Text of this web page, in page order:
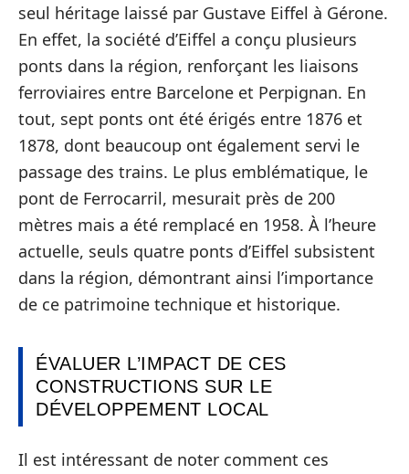
seul héritage laissé par Gustave Eiffel à Gérone.
En effet, la société d’Eiffel a conçu plusieurs
ponts dans la région, renforçant les liaisons
ferroviaires entre Barcelone et Perpignan. En
tout, sept ponts ont été érigés entre 1876 et
1878, dont beaucoup ont également servi le
passage des trains. Le plus emblématique, le
pont de Ferrocarril, mesurait près de 200
mètres mais a été remplacé en 1958. À l’heure
actuelle, seuls quatre ponts d’Eiffel subsistent
dans la région, démontrant ainsi l’importance
de ce patrimoine technique et historique.
ÉVALUER L’IMPACT DE CES
CONSTRUCTIONS SUR LE
DÉVELOPPEMENT LOCAL
Il est intéressant de noter comment ces